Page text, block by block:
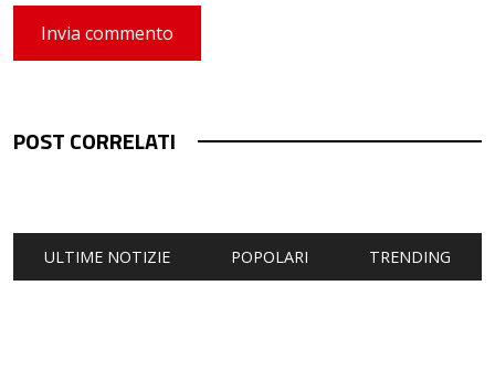
POST CORRELATI
ULTIME NOTIZIE POPOLARI TRENDING